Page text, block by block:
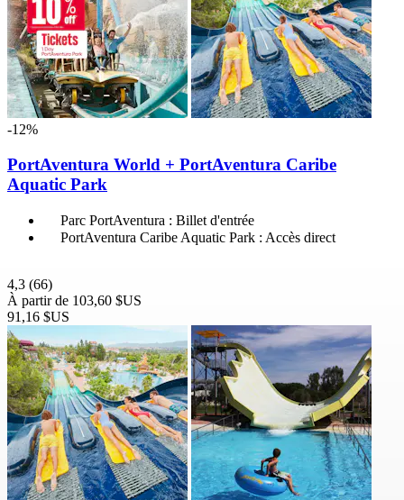
-12%
PortAventura World + PortAventura Caribe
Aquatic Park
Parc PortAventura : Billet d'entrée
PortAventura Caribe Aquatic Park : Accès direct
4,3 (66)
À partir de 103,60 $US
91,16 $US